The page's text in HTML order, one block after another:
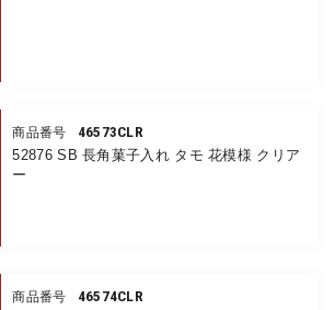
商品番号 46573CLR
52876 SB 長角菓子入れ タモ 花模様 クリア
ー
商品番号 46574CLR